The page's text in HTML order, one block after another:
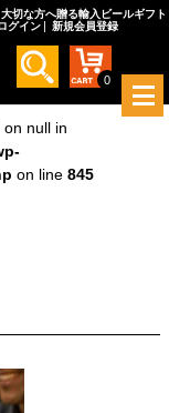
on line 845
null in
on line 845
大切な方へ贈る輸入ビールギフト
グイン 新規会員登録
0
メ
ニ